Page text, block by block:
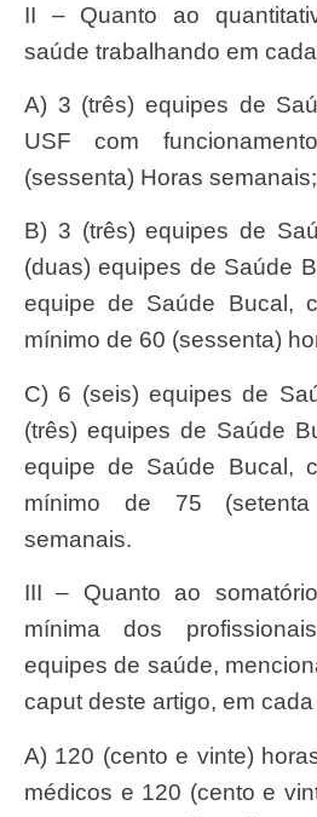
II – Quanto ao quantitativo de equipes de
saúde trabalhando em
a) 3 (três) equipes de Saúde da Família nas
USF com
(sessenta) Horas semanais;
b) 3 (três) equipes de Saúde da Família e 2
(duas) equipes de Saúde
equipe de Saúde Bucal,
mínimo de 60 (sessenta)
c) 6 (seis) equipes de Saúde da Família e 3
(três) equipes de Saúde
equipe de Saúde Bucal,
mínimo de 75
semanais.
III – Quanto ao somatório da carga horária
mínima dos
equipes de saúde,
caput deste artigo, em
a) 120 (cento e vinte) horas semanais para os
médicos e 120 (cento e